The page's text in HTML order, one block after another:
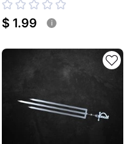
$ 1.99 i